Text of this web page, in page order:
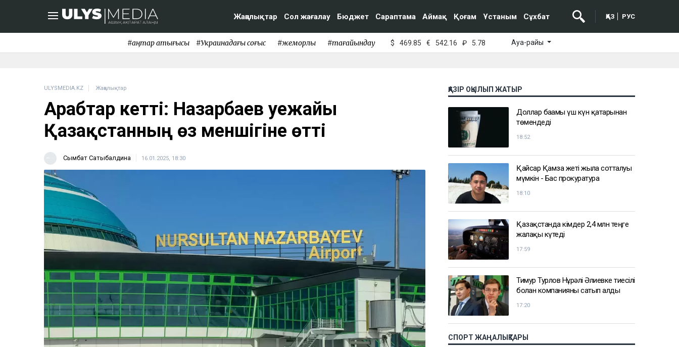
Жаңалықтар Сол жағалау Бюджет Сараптама Аймақ Қоғам Ұстаным Сұхбат ҚАЗ РУС
#қаңтар қақтығысы #Украинадағы соғыс #жемқорлық #тағайындау $ 469.85 € 542.16 ₽ 5.78 Ауа-райы
ULYSMEDIA.KZ Жаңалықтар
Арабтар кетті: Назарбаев әуежайы
Қазақстанның өз меншігіне өтті
Сымбат Сатыбалдина 16.01.2025, 18:30
ҚАЗІР ОҚЫЛЫП ЖАТЫР
Доллар бағамы үш күн қатарынан
төмендеді
18:52
Қайсар Қамза жеті жылға сотталуы
мүмкін - Бас прокуратура
18:10
Қазақстанда кімдер 2,4 млн теңге
жалақы күтеді
17:59
Тимур Турлов Нұрәлі Әлиевке тиесілі
болған компанияны сатып алды
17:20
СПОРТ ЖАҢАЛЫҚТАРЫ